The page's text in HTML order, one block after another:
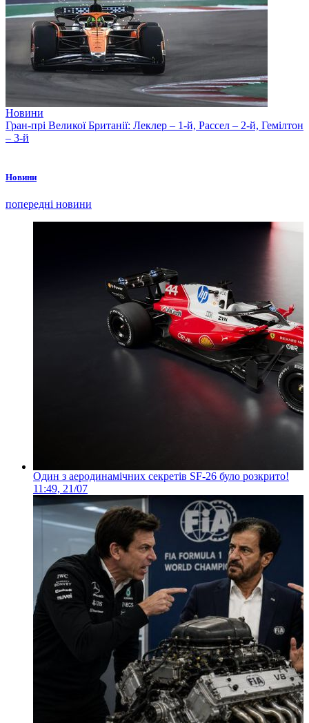
Новини
Гран-прі Великої Британії: Леклер – 1-й, Рассел – 2-й, Гемілтон
– 3-й
Новини
попередні новини
Один з аеродинамічних секретів SF-26 було розкрито!
11:49, 21/07